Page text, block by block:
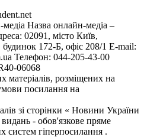
Назва онлайн-медіа –
02091, місто Київ,
172-Б, офіс 208/1 E-mail:
Телефон: 044-205-43-00
06068
матеріалів, розміщених на
посилання на
зі сторінки « Новини України
видань - обов'язкове пряме
систем гіперпосилання .